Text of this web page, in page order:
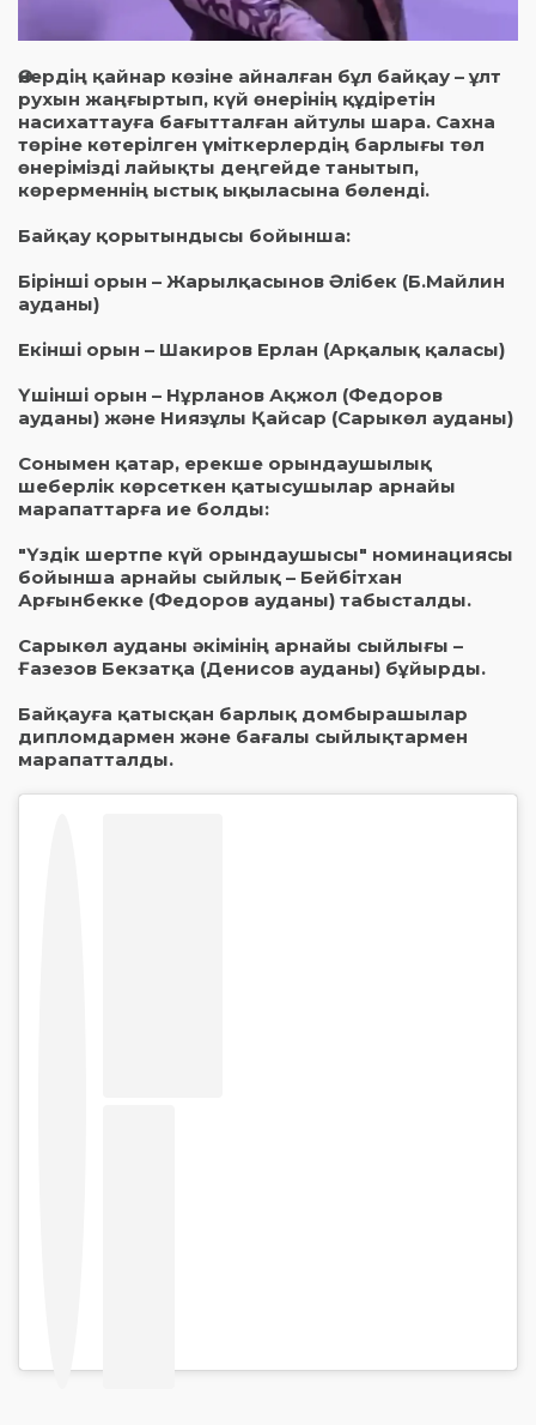
Өнердің қайнар көзіне айналған бұл байқау – ұлт
рухын жаңғыртып, күй өнерінің құдіретін
насихаттауға бағытталған айтулы шара. Сахна
төріне көтерілген үміткерлердің барлығы төл
өнерімізді лайықты деңгейде танытып,
көрерменнің ыстық ықыласына бөленді.
Байқау қорытындысы бойынша:
Бірінші орын – Жарылқасынов Әлібек (Б.Майлин
ауданы)
Екінші орын – Шакиров Ерлан (Арқалық қаласы)
Үшінші орын – Нұрланов Ақжол (Федоров
ауданы) және Ниязұлы Қайсар (Сарыкөл ауданы)
Сонымен қатар, ерекше орындаушылық
шеберлік көрсеткен қатысушылар арнайы
марапаттарға ие болды:
"Үздік шертпе күй орындаушысы" номинациясы
бойынша арнайы сыйлық – Бейбітхан
Арғынбекке (Федоров ауданы) табысталды.
Сарыкөл ауданы әкімінің арнайы сыйлығы –
Ғазезов Бекзатқа (Денисов ауданы) бұйырды.
Байқауға қатысқан барлық домбырашылар
дипломдармен және бағалы сыйлықтармен
марапатталды.